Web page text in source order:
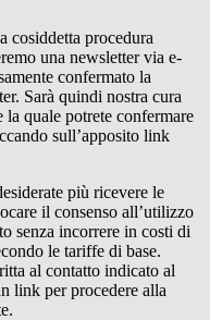
cosiddetta procedura
una newsletter via e-
confermato la
Sarà quindi nostra cura
quale potrete confermare
sull’apposito link
più ricevere le
il consenso all’utilizzo
senza incorrere in costi di
le tariffe di base.
al contatto indicato al
link per procedere alla